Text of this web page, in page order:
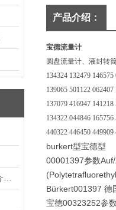
产品介绍：
宝德流量计
圆盘流量计、液封转
134324 132479
139065 501122
137079 416947
134322 044846
440322 446450
burkert型宝德型
00001397参数
Bürkert001397
宝德00323252参